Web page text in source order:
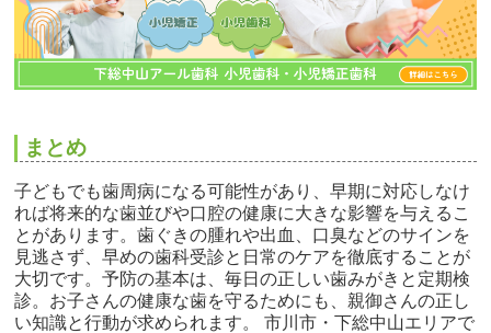
まとめ
子どもでも歯周病になる可能性があり、早期に対応しなけ
れば将来的な歯並びや口腔の健康に大きな影響を与えるこ
とがあります。歯ぐきの腫れや出血、口臭などのサインを
見逃さず、早めの歯科受診と日常のケアを徹底することが
大切です。予防の基本は、毎日の正しい歯みがきと定期検
診。お子さんの健康な歯を守るためにも、親御さんの正し
い知識と行動が求められます。 市川市・下総中山エリアで